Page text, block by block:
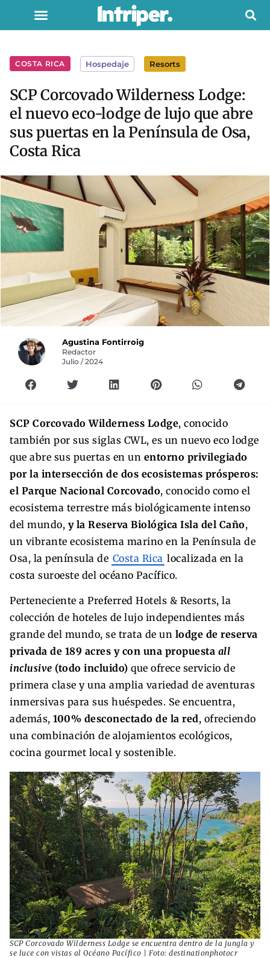
COSTA RICA Hospedaje Resorts
SCP Corcovado Wilderness Lodge:
el nuevo eco-lodge de lujo que abre
sus puertas en la Península de Osa,
Costa Rica
Agustina Fontirroig
Redactor
Julio / 2024
SCP Corcovado Wilderness Lodge, conocido
también por sus siglas CWL, es un nuevo eco lodge
que abre sus puertas en un entorno privilegiado
por la intersección de dos ecosistemas prósperos:
el Parque Nacional Corcovado, conocido como el
ecosistema terrestre más biológicamente intenso
del mundo, y la Reserva Biológica Isla del Caño,
un vibrante ecosistema marino en la Península de
Osa, la península de Costa Rica localizada en la
costa suroeste del océano Pacífico.
Perteneciente a Preferred Hotels & Resorts, la
colección de hoteles de lujo independientes más
grande del mundo, se trata de un lodge de reserva
privada de 189 acres y con una propuesta all
inclusive (todo incluido) que ofrece servicio de
primera clase y una amplia variedad de aventuras
inmersivas para sus huéspedes. Se encuentra,
además, 100% desconectado de la red, ofreciendo
una combinación de alojamientos ecológicos,
cocina gourmet local y sostenible.
SCP Corcovado Wilderness Lodge se encuentra dentro de la jungla y
se luce con vistas al Océano Pacífico | Foto: destinationphotocr